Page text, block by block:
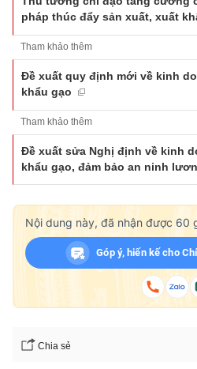
pháp thúc đẩy sản xuất, xuất
Tham khảo thêm
Đề xuất quy định mới về kinh
khẩu gạo
Tham khảo thêm
Đề xuất sửa Nghị định về kinh
khẩu gạo, đảm bảo an ninh
Nội dung này, đã nhận được 60
Góp ý, hiến kế cho
Chia sẻ